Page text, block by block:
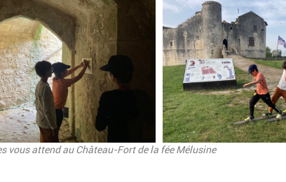
vous attend au Château-Fort de la fée Mélusine